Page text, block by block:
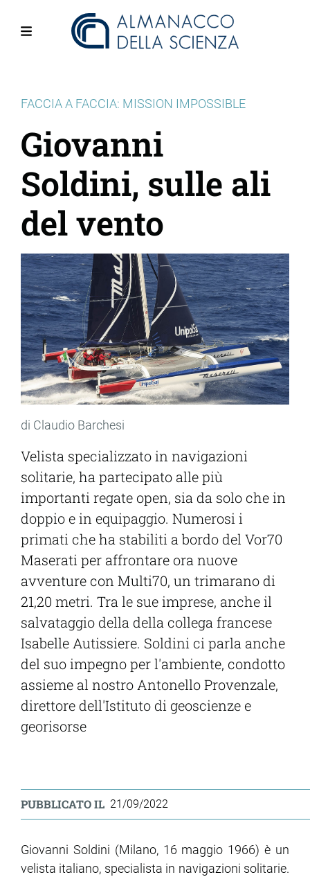
FACCIA A FACCIA: MISSION IMPOSSIBLE
Giovanni
Soldini, sulle ali
del vento
di Claudio Barchesi
Velista specializzato in navigazioni
solitarie, ha partecipato alle più
importanti regate open, sia da solo che in
doppio e in equipaggio. Numerosi i
primati che ha stabiliti a bordo del Vor70
Maserati per affrontare ora nuove
avventure con Multi70, un trimarano di
21,20 metri. Tra le sue imprese, anche il
salvataggio della della collega francese
Isabelle Autissiere. Soldini ci parla anche
del suo impegno per l'ambiente, condotto
assieme al nostro Antonello Provenzale,
direttore dell'Istituto di geoscienze e
georisorse
PUBBLICATO IL 21/09/2022
Giovanni Soldini (Milano, 16 maggio 1966) è un
velista italiano, specialista in navigazioni solitarie.